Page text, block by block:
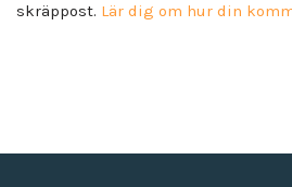
skräppost. Lär dig om hur din